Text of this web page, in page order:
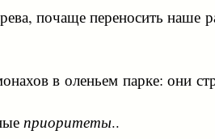
почаще переносить наше
в оленьем парке: они
приоритеты..